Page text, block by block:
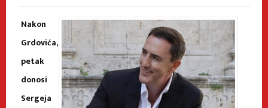
Nakon
Grdovića,
petak
donosi
Sergeja